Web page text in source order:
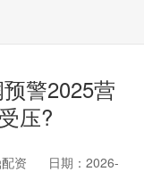
警2025营
压?
资
日期：2026-